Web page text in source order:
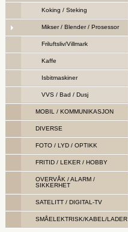
Koking / Steking
Mikser / Blender / Prosessor
Friluftsliv/Villmark
Kaffe
Isbitmaskiner
VVS / Bad / Dusj
MOBIL / KOMMUNIKASJON
DIVERSE
FOTO / LYD / OPTIKK
FRITID / LEKER / HOBBY
OVERVÅK / ALARM /
SIKKERHET
SATELITT / DIGITAL-TV
SMÅELEKTRISK/KABEL/LADER